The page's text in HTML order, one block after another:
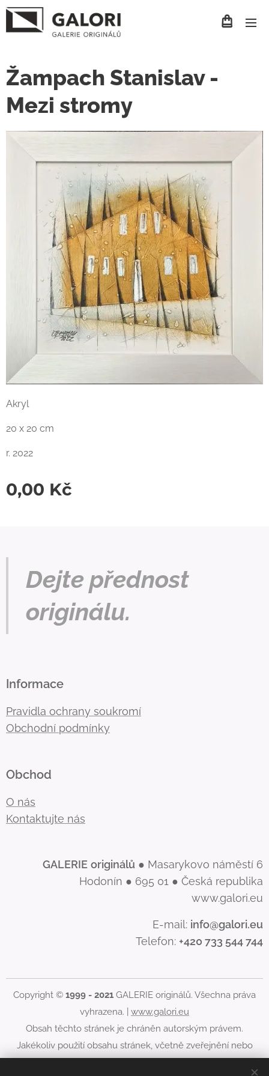
Žampach Stanislav -
Mezi stromy
Akryl
20 x 20 cm
r. 2022
0,00 Kč
Dejte přednost
originálu.
Informace
Pravidla ochrany soukromí
Obchodní podmínky
Obchod
O nás
Kontaktujte nás
GALERIE originálů ● Masarykovo náměstí 6
Hodonín ● 695 01 ● Česká republika
www.galori.eu
E-mail: info@galori.eu
Telefon: +420 733 544 744
Copyright © 1999 - 2021 GALERIE originálů. Všechna práva
vyhrazena. | www.galori.eu
Obsah těchto stránek je chráněn autorským právem.
Jakékoliv použití obsahu stránek, včetně zveřejnění nebo